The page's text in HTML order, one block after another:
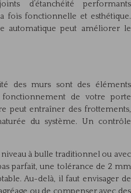
d’étanchéité performants
fois fonctionnelle et esthétique.
automatique peut améliorer le
des murs sont des éléments
de votre porte
peut entraîner des frottements,
du système. Un contrôle
à bulle traditionnel ou avec
parfait, une tolérance de 2 mm
Au-delà, il faut envisager de